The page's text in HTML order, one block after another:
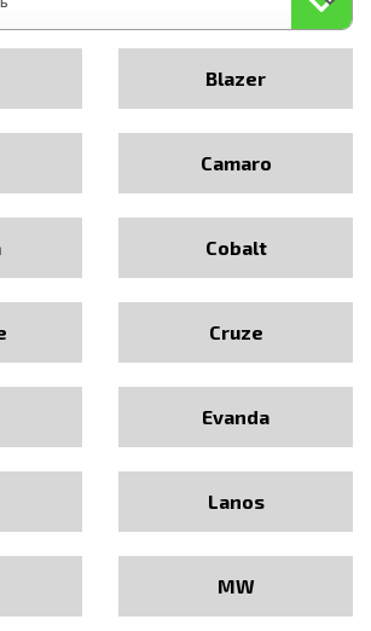
Blazer
Camaro
Cobalt
Cruze
Evanda
Lanos
MW